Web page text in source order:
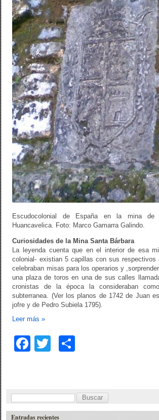
Escudocolonial de España en la mina de
Huancavelica. Foto: Marco Gamarra Galindo.
Curiosidades de la Mina Santa Bárbara
La leyenda cuenta que en el interior de esa
colonial- existian 5 capillas con sus respectivos
celebraban misas para los operarios y
una plaza de toros en una de sus calles
cronistas de la época la consideraban
subterranea. (Ver los planos de 1742 de Juan
jofre y de Pedro Subiela 1795).
Leer más»
F
e
b
T
er p
ar
B
u
Entradas recientes